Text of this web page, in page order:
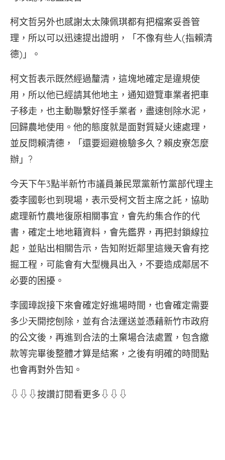
柯文哲另外也感謝太太陳佩琪都有把檔案妥善管
理，所以可以迅速提出證明，「不像有些人(指賴清
德)」。
柯文哲表示既然經過釐清，這塊地確定是違規使
用，所以他已經請其他地主，通知遊覽車業者把車
子移走，也主動聯繫好怪手業者，盡速刨除水泥，
回歸農地使用。他的態度就是面對質疑火速處理，
並反問賴清德，「還要迴避檢驗多久？賴皮寮怎麼
辦」?
今天下午3點半新竹市議員兼民眾黨新竹黨部代理主
委李國彰也到現場，表示受柯文哲主席之託，協助
處理新竹農地復原相關事宜，會先約集合作的代
書，確定土地地籍資料，會先鑑界，再把封鎖線拉
起，並貼出相關告示，告知附近鄰里這幾天會有挖
掘工程，可能會有大型機具出入，不要造成鄰居不
必要的困擾。
李國璋說接下來會確定好進場時間，也會確定需要
多少天開挖刨除，並有合法運送並憑藉新竹市政府
的公文後，再進到合法的土棄場合法處置，包含繳
款等完畢後整體才算是結案，之後有明確的時間點
也會再對外告知。
⇩⇩⇩按讚訂閱看更多⇩⇩⇩